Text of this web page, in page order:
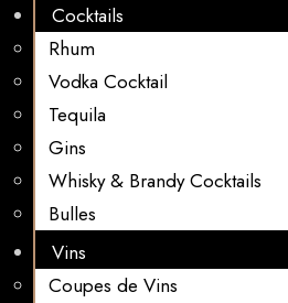
Cocktails
Rhum
Vodka Cocktail
Tequila
Gins
Whisky & Brandy Cocktails
Bulles
Vins
Coupes de Vins